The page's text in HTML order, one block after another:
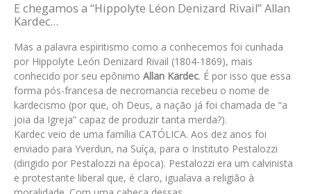
E chegamos a “Hippolyte Léon Denizard Rivail” Allan
Kardec…
Mas a palavra espiritismo como a conhecemos foi cunhada
por Hippolyte León Denizard Rivail (1804-1869), mais
conhecido por seu epônimo Allan Kardec. É por isso que essa
forma pós-francesa de necromancia recebeu o nome de
kardecismo (por que, oh Deus, a nação já foi chamada de “a
joia da Igreja” capaz de produzir tanta merda?).
Kardec veio de uma família CATÓLICA. Aos dez anos foi
enviado para Yverdun, na Suíça, para o Instituto Pestalozzi
(dirigido por Pestalozzi na época). Pestalozzi era um calvinista
e protestante liberal que, é claro, igualava a religião à